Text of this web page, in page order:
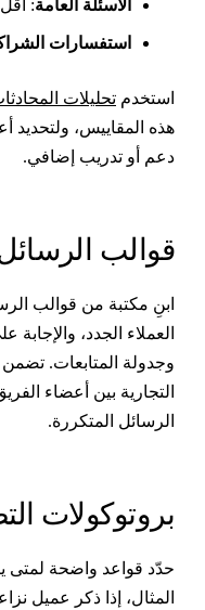
الأسئلة العامة: أقل من
استفسارات الشراكة:
تحليلات المحادثات
المقاييس، ولتحديد
أو تدريب إضافي.
الرسائل
مكتبة من قوالب الرسائل
الجدد، والإجابة على
المتابعات. تضمن
بين أعضاء الفريق
المتكررة.
قواعد واضحة لمتى
إذا ذكر عميل نزاعاً